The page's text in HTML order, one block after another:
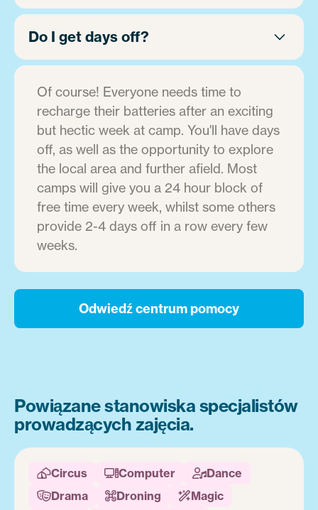
Do I get days off?
Of course! Everyone needs time to
recharge their batteries after an exciting
but hectic week at camp. You'll have days
off, as well as the opportunity to explore
the local area and further afield. Most
camps will give you a 24 hour block of
free time every week, whilst some others
provide 2-4 days off in a row every few
weeks.
Odwiedź centrum pomocy
Powiązane stanowiska specjalistów
prowadzących zajęcia.
Circus Computer Dance
Drama Droning Magic